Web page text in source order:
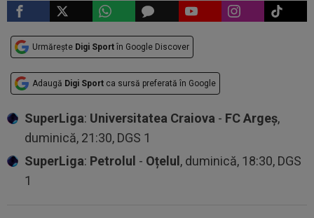
Urmărește Digi Sport în Google Discover
Adaugă Digi Sport ca sursă preferată în Google
SuperLiga: Universitatea Craiova - FC Argeș,
duminică, 21:30, DGS 1
SuperLiga: Petrolul - Oțelul, duminică, 18:30, DGS
1